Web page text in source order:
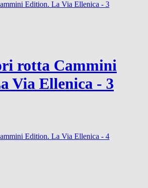
rotta Cammini
Via Ellenica - 3